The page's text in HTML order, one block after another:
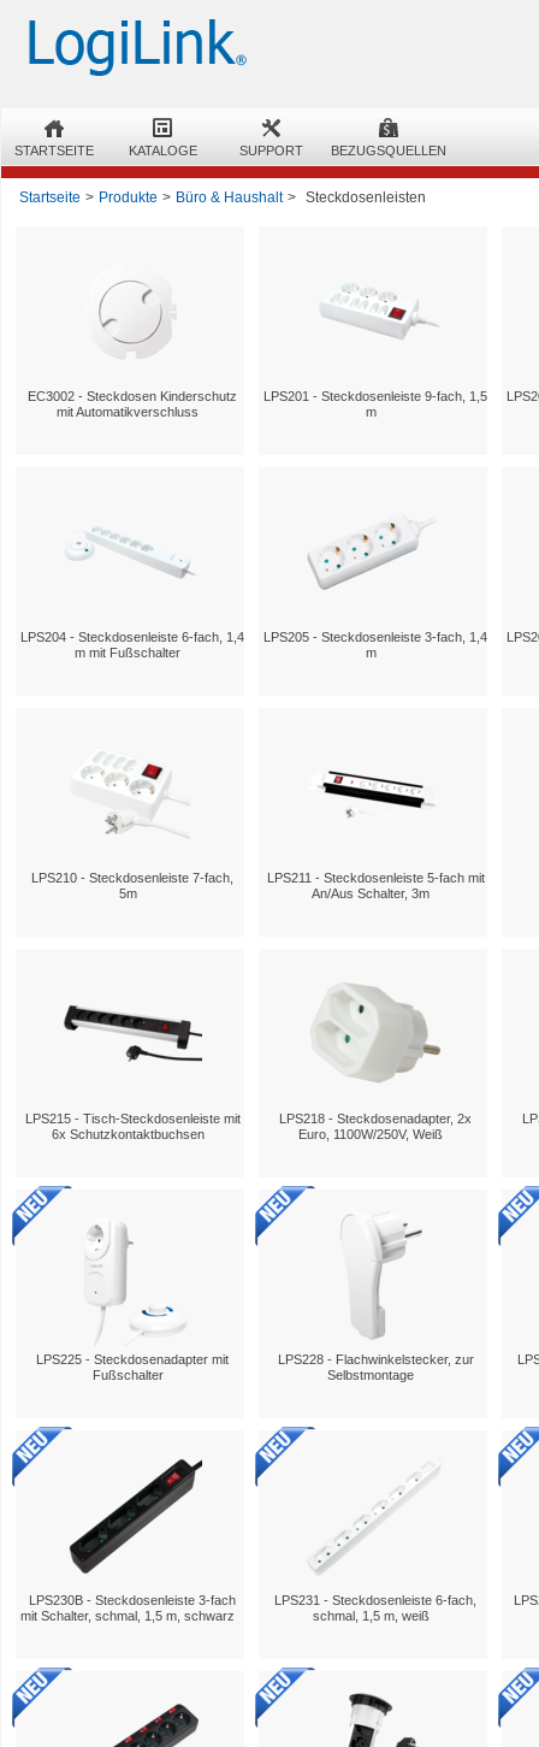
STARTSEITE KATALOGE SUPPORT BEZUGSQUELLEN
Startseite > Produkte > Büro & Haushalt > Steckdosenleisten
EC3002 - Steckdosen Kinderschutz
mit Automatikverschluss
LPS201 - Steckdosenleiste 9-fach, 1,5
m
LPS204 - Steckdosenleiste 6-fach, 1,4
m mit Fußschalter
LPS205 - Steckdosenleiste 3-fach, 1,4
m
LPS210 - Steckdosenleiste 7-fach,
5m
LPS211 - Steckdosenleiste 5-fach mit
An/Aus Schalter, 3m
LPS215 - Tisch-Steckdosenleiste mit
6x Schutzkontaktbuchsen
LPS218 - Steckdosenadapter, 2x
Euro, 1100W/250V, Weiß
LPS225 - Steckdosenadapter mit
Fußschalter
LPS228 - Flachwinkelstecker, zur
Selbstmontage
LPS230B - Steckdosenleiste 3-fach
mit Schalter, schmal, 1,5 m, schwarz
LPS231 - Steckdosenleiste 6-fach,
schmal, 1,5 m, weiß